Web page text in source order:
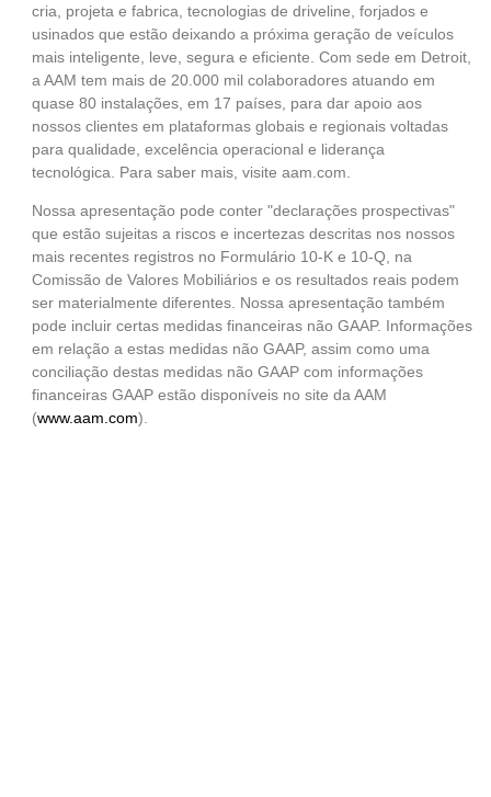
cria, projeta e fabrica, tecnologias de driveline, forjados e
usinados que estão deixando a próxima geração de veículos
mais inteligente, leve, segura e eficiente. Com sede em Detroit,
a AAM tem mais de 20.000 mil colaboradores atuando em
quase 80 instalações, em 17 países, para dar apoio aos
nossos clientes em plataformas globais e regionais voltadas
para qualidade, excelência operacional e liderança
tecnológica. Para saber mais, visite aam.com.
Nossa apresentação pode conter "declarações prospectivas"
que estão sujeitas a riscos e incertezas descritas nos nossos
mais recentes registros no Formulário 10-K e 10-Q, na
Comissão de Valores Mobiliários e os resultados reais podem
ser materialmente diferentes. Nossa apresentação também
pode incluir certas medidas financeiras não GAAP. Informações
em relação a estas medidas não GAAP, assim como uma
conciliação destas medidas não GAAP com informações
financeiras GAAP estão disponíveis no site da AAM
(www.aam.com).